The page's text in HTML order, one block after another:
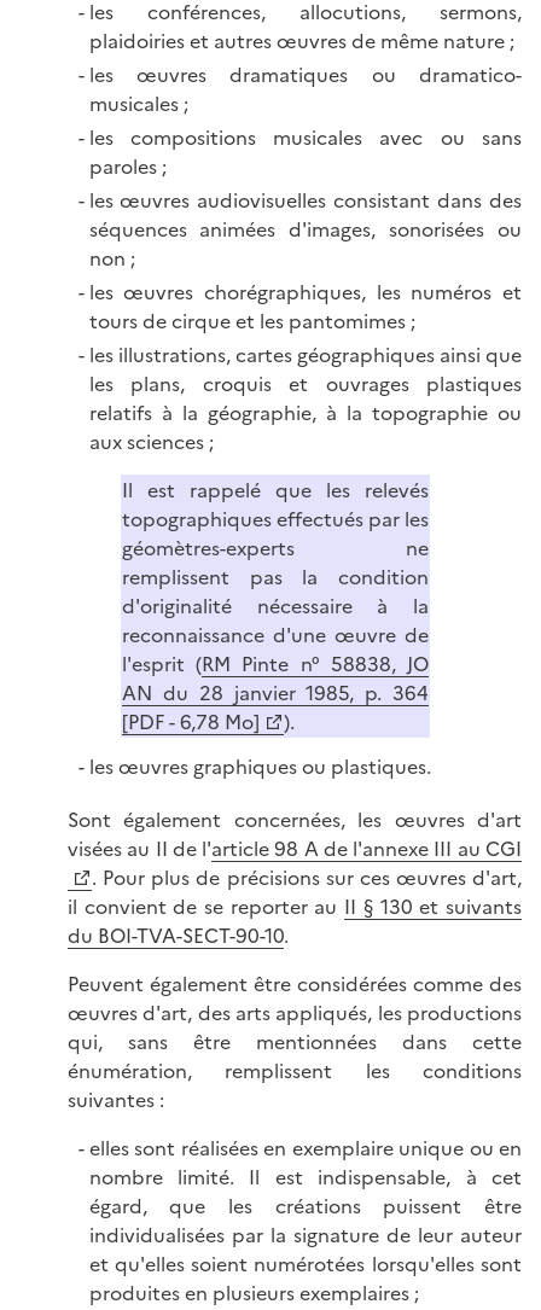
les conférences, allocutions, sermons,
plaidoiries et autres œuvres de même nature ;
les œuvres dramatiques ou dramatico-
musicales ;
les compositions musicales avec ou sans
paroles ;
les œuvres audiovisuelles consistant dans des
séquences animées d'images, sonorisées ou
non ;
les œuvres chorégraphiques, les numéros et
tours de cirque et les pantomimes ;
les illustrations, cartes géographiques ainsi que
les plans, croquis et ouvrages plastiques
relatifs à la géographie, à la topographie ou
aux sciences ;
Il est rappelé que les relevés
topographiques effectués par les
géomètres-experts ne
remplissent pas la condition
d'originalité nécessaire à la
reconnaissance d'une œuvre de
l'esprit (RM Pinte n° 58838, JO
AN du 28 janvier 1985, p. 364
[PDF - 6,78 Mo]
).
les œuvres graphiques ou plastiques.
Sont également concernées, les œuvres d'art
visées au II de l'article 98 A de l'annexe III au CGI
. Pour plus de précisions sur ces œuvres d'art,
il convient de se reporter au II § 130 et suivants
du BOI-TVA-SECT-90-10.
Peuvent également être considérées comme des
œuvres d'art, des arts appliqués, les productions
qui, sans être mentionnées dans cette
énumération, remplissent les conditions
suivantes :
elles sont réalisées en exemplaire unique ou en
nombre limité. Il est indispensable, à cet
égard, que les créations puissent être
individualisées par la signature de leur auteur
et qu'elles soient numérotées lorsqu'elles sont
produites en plusieurs exemplaires ;